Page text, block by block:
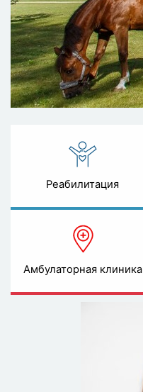
Реабилитация
Амбулаторная клиника